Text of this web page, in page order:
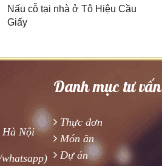
Nấu cỗ tại nhà ở Tô Hiệu Cầu
Giấy
Nội
Danh mục tư vấn
Thực đơn
Món ăn
Dự án